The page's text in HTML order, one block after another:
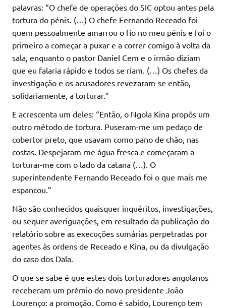
palavras: “O chefe de operações do SIC optou antes pela
tortura do pénis. (…) O chefe Fernando Receado foi
quem pessoalmente amarrou o fio no meu pénis e foi o
primeiro a começar a puxar e a correr comigo à volta da
sala, enquanto o pastor Daniel Cem e o irmão diziam
que eu falaria rápido e todos se riam. (…) Os chefes da
investigação e os acusadores revezaram-se então,
solidariamente, a torturar.”
E acrescenta um deles: “Então, o Ngola Kina propôs um
outro método de tortura. Puseram-me um pedaço de
cobertor preto, que usavam como pano de chão, nas
costas. Despejaram-me água fresca e começaram a
torturar-me com o lado da catana (…). O
superintendente Fernando Receado foi o que mais me
espancou.”
Não são conhecidos quaisquer inquéritos, investigações,
ou sequer averiguações, em resultado da publicação do
relatório sobre as execuções sumárias perpetradas por
agentes às ordens de Receado e Kina, ou da divulgação
do caso dos Dala.
O que se sabe é que estes dois torturadores angolanos
receberam um prémio do novo presidente João
Lourenço: a promoção. Como é sabido, Lourenço tem